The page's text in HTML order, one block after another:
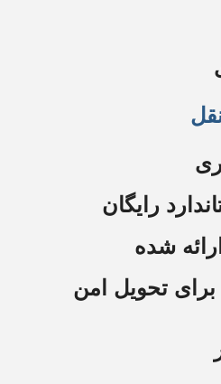
رایگان
شده
تحویل امن